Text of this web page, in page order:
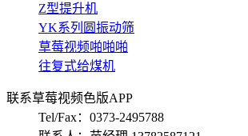
Z型提升机
YK系列圆振动筛
草莓视频啪啪啪
往复式给煤机
联系草莓视频色版APP
Tel/Fax：0373-2495788